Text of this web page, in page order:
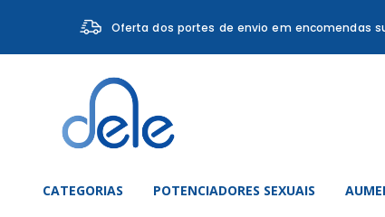
Oferta dos portes de envio em encomendas
CATEGORIAS POTENCIADORES SEXUAIS